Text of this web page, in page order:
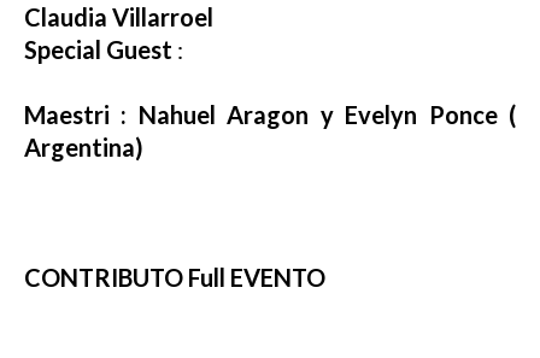
Claudia Villarroel
Special Guest :
Maestri : Nahuel Aragon y Evelyn Ponce (
Argentina)
CONTRIBUTO Full EVENTO